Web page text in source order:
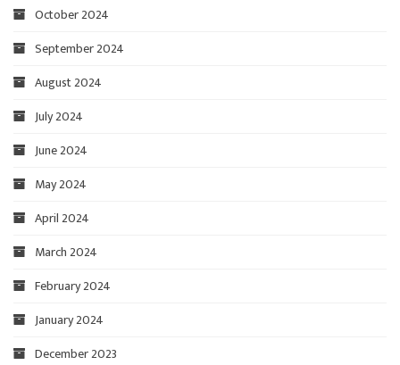
October 2024
September 2024
August 2024
July 2024
June 2024
May 2024
April 2024
March 2024
February 2024
January 2024
December 2023